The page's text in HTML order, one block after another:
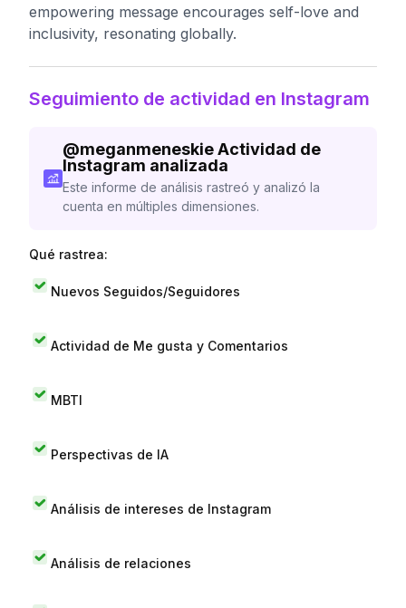
empowering message encourages self-love and
inclusivity, resonating globally.
Seguimiento de actividad en Instagram
@meganmeneskieActividad de
Instagram analizada
Este informe de análisis rastreó y analizó la
cuenta en múltiples dimensiones.
Qué rastrea:
Nuevos Seguidos/Seguidores
Actividad de Me gusta y Comentarios
MBTI
Perspectivas de IA
Análisis de intereses de Instagram
Análisis de relaciones